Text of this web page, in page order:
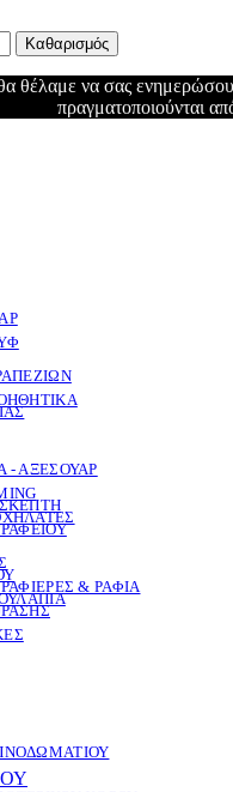
Καθαρισμός
θέλαμε να σας
πραγματοποιούνται
- ΑΞΕΣΟΥΑΡ
& ΡΑΦΙΑ